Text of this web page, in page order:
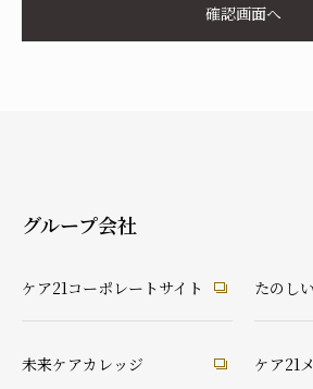
実の父
実の母 義理の父
知人・友人
ケアマネ・介護・
当社は、個人情報の取扱いに関して、法
の他の規範等を遵守した取得やその利用
消去等の権利を有していることを認識し
要求に対しては、遅滞なく対応してまいり
き、本人に同意なく個人情報を第三者に
せん。
当社は、個人情報の取扱いに関して、顧
確認画面へ
グループ会社
ケア21コーポレートサイト たのし
未来ケアカレッジ ケア21